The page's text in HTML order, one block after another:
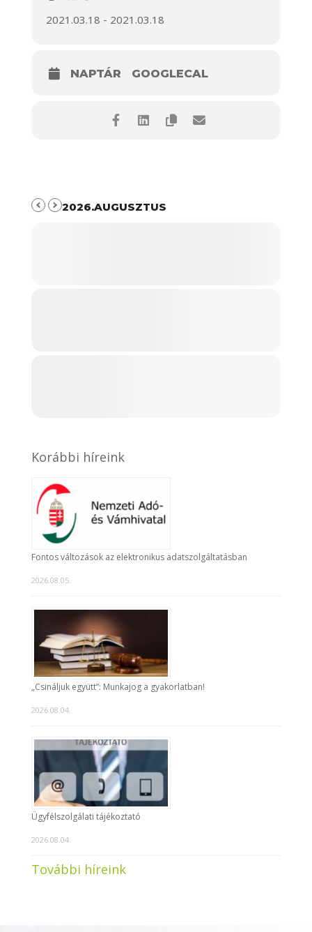
2021.03.18 - 2021.03.18
NAPTÁR GOOGLECAL
2026.AUGUSZTUS
Korábbi híreink
Fontos változások az elektronikus adatszolgáltatásban
2026.08.05.
„Csináljuk együtt”: Munkajog a gyakorlatban!
2026.08.04.
Ügyfélszolgálati tájékoztató
2026.08.04.
További híreink